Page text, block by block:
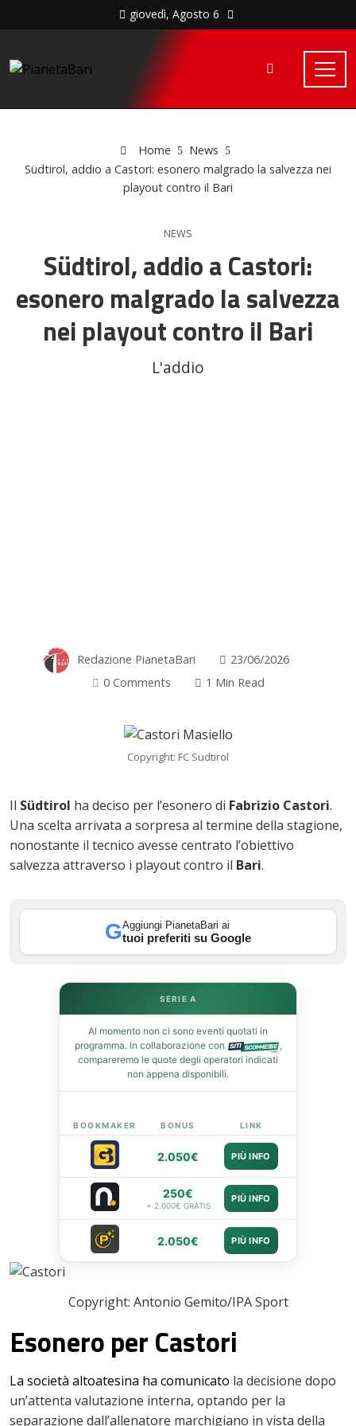
giovedì, Agosto 6
Home
News
Südtirol, addio a Castori: esonero malgrado la salvezza nei
playout contro il Bari
NEWS
Südtirol, addio a Castori:
esonero malgrado la salvezza
nei playout contro il Bari
L'addio
Redazione PianetaBari
23/06/2026
0 Comments
1 Min Read
Copyright: FC Sudtirol
Il Südtirol ha deciso per l’esonero di Fabrizio Castori.
Una scelta arrivata a sorpresa al termine della stagione,
nonostante il tecnico avesse centrato l’obiettivo
salvezza attraverso i playout contro il Bari.
GAggiungi PianetaBari ai
tuoi preferiti su Google
SERIE A
Al momento non ci sono eventi quotati in
programma. In collaborazione con
,
compareremo le quote degli operatori indicati
non appena disponibili.
BOOKMAKER BONUS LINK
2.050€ PIÙ INFO
250€
+ 2.000€ GRATIS
PIÙ INFO
2.050€ PIÙ INFO
Copyright: Antonio Gemito/IPA Sport
Esonero per Castori
La società altoatesina ha comunicato la decisione dopo
un’attenta valutazione interna, optando per la
separazione dall’allenatore marchigiano in vista della